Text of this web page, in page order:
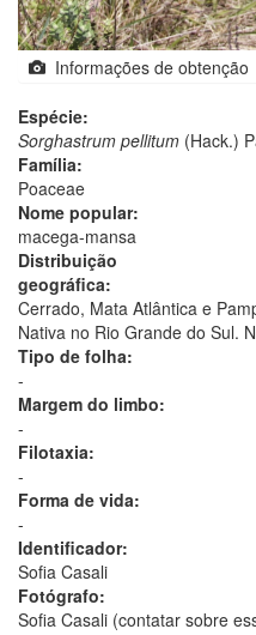
Informações de obtenção
Espécie:
Sorghastrum pellitum (Hack.)
Família:
Poaceae
Nome popular:
macega-mansa
Distribuição
geográfica:
Cerrado, Mata Atlântica e
Nativa no Rio Grande do Sul.
Tipo de folha:
-
Margem do limbo:
-
Filotaxia:
-
Forma de vida:
-
Identificador:
Sofia Casali
Fotógrafo:
Sofia Casali (contatar sobre